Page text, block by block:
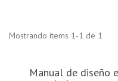
Mostrando ítems 1-1 de 1
Manual de diseño